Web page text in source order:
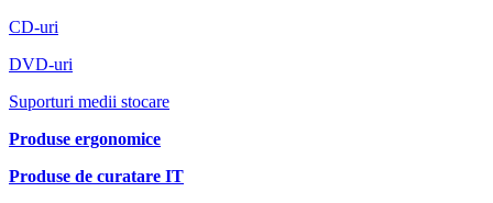
CD-uri
DVD-uri
Suporturi medii stocare
Produse ergonomice
Produse de curatare IT